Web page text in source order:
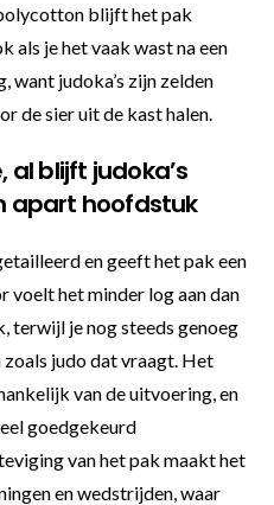
blijft het pak
als je het vaak wast na een
want judoka’s zijn zelden
de sier uit de kast halen.
al blijft judoka’s
apart hoofdstuk
en geeft het pak een
voelt het minder log aan dan
terwijl je nog steeds genoeg
judo dat vraagt. Het
van de uitvoering, en
goedgekeurd
van het pak maakt het
en wedstrijden, waar